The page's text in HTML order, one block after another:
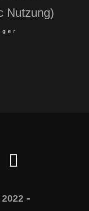
Nutzung)
-